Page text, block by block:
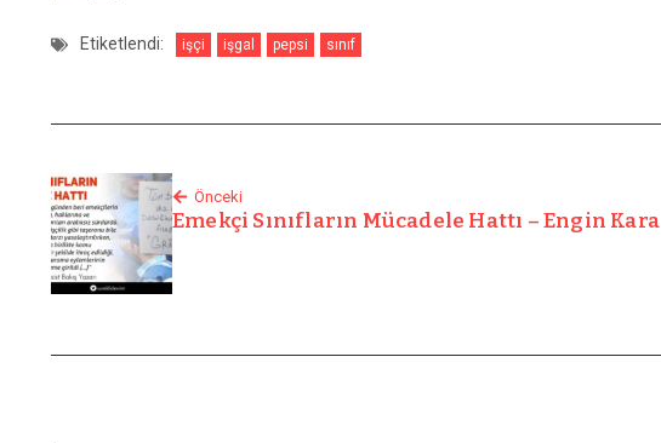
Etiketlendi: işçi işgal pepsi sınıf
Önceki
Emekçi Sınıfların Mücadele Hattı – Engin Kara